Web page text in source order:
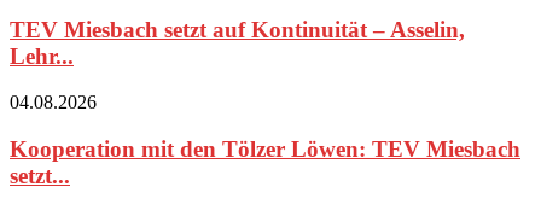
TEV Miesbach setzt auf Kontinuität – Asselin,
Lehr...
04.08.2026
Kooperation mit den Tölzer Löwen: TEV Miesbach
setzt...